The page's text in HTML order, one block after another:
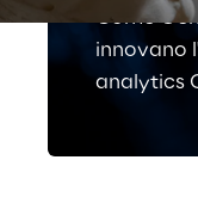
Come
innovano
analytics